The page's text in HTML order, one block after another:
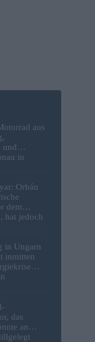
aus
und
in
Orbán
dem
hat jedoch
in Ungarn
inmitten
das
an